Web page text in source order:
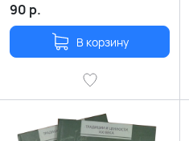
90 р.
В корзину